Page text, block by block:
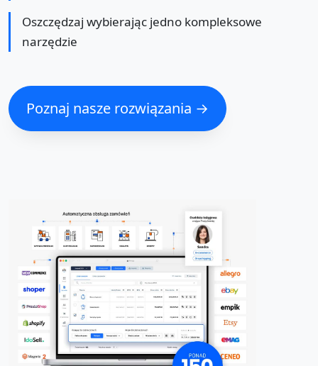
Oszczędzaj wybierając jedno kompleksowe
narzędzie
Poznaj nasze rozwiązania →